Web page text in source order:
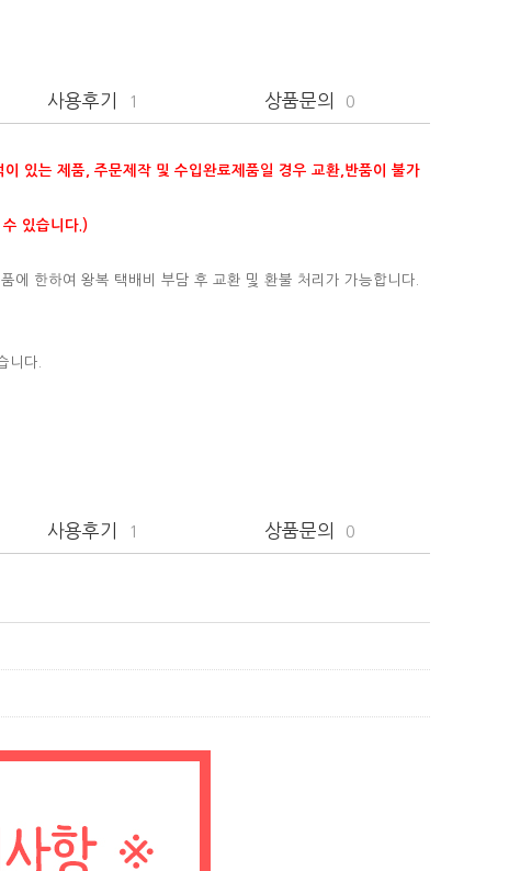
사용후기 1 상품문의 0
있는 제품, 주문제작 및 수입완료제품일 경우 교환,반품이 불가
있습니다.)
한하여 왕복 택배비 부담 후 교환 및 환불 처리가 가능합니다.
니다.
사용후기 1 상품문의 0